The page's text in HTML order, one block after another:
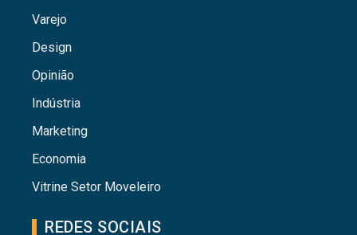
Varejo
Design
Opinião
Indústria
Marketing
Economia
Vitrine Setor Moveleiro
REDES SOCIAIS